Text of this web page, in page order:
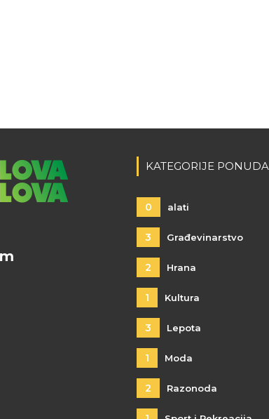
KATEGORIJE PONUDA
0 alati
3 Građevinarstvo
2 Hrana
1 Kultura
3 Lepota
1 Moda
2 Razonoda